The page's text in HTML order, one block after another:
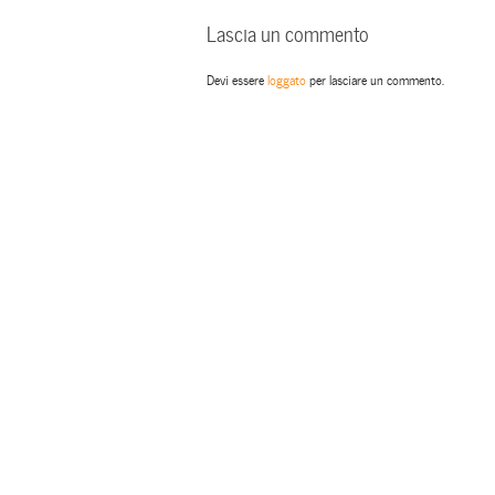
Lascia un commento
Devi essereloggatoper lasciare un commento.